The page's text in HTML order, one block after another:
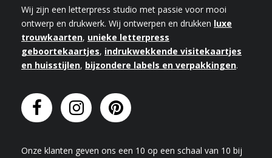
Wij zijn een letterpress studio met passie voor mooi
ontwerp en drukwerk. Wij ontwerpen en drukken luxe
trouwkaarten, unieke letterpress
geboortekaartjes, indrukwekkende visitekaartjes
en huisstijlen, bijzondere labels en verpakkingen.
Onze klanten geven ons een 10 op een schaal van 10 bij